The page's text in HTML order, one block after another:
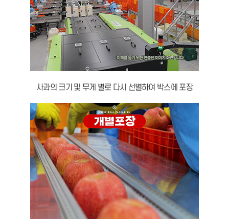
사과의 크기 및 무게 별로 다시 선별하여 박스에 포장